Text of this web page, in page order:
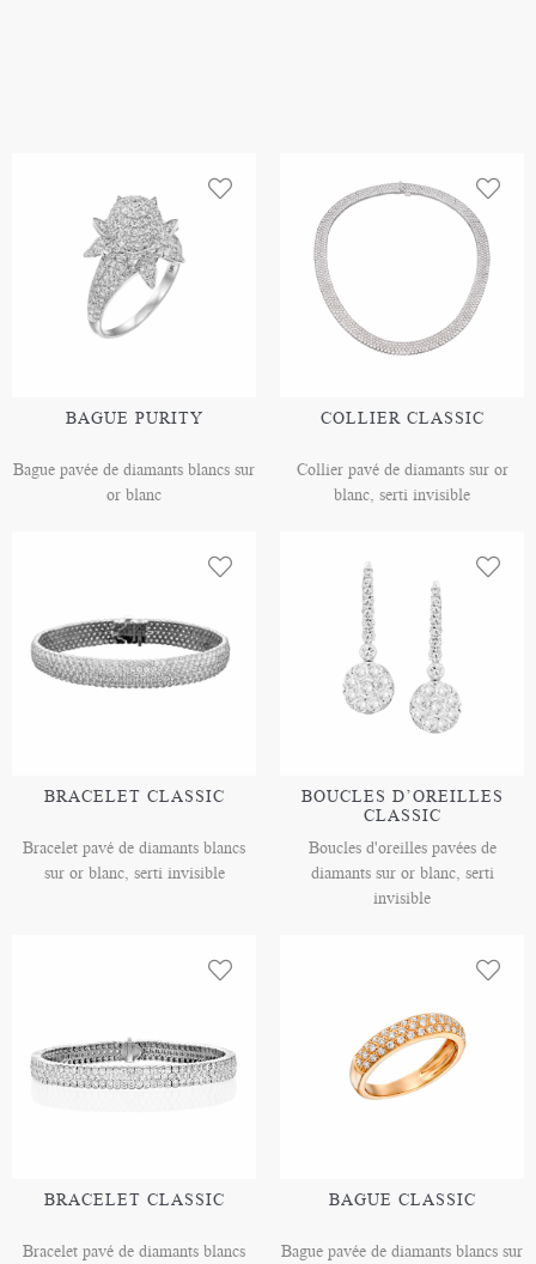
BAGUE PURITY
Bague pavée de diamants blancs sur
or blanc
COLLIER CLASSIC
Collier pavé de diamants sur or
blanc, serti invisible
BRACELET CLASSIC
Bracelet pavé de diamants blancs
sur or blanc, serti invisible
BOUCLES D’OREILLES
CLASSIC
Boucles d'oreilles pavées de
diamants sur or blanc, serti
invisible
BRACELET CLASSIC
Bracelet pavé de diamants blancs
BAGUE CLASSIC
Bague pavée de diamants blancs sur